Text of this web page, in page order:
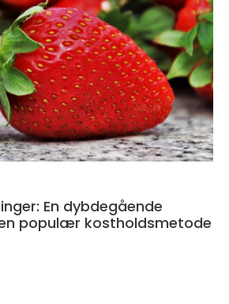
En dybdegående
populær kostholdsmetode